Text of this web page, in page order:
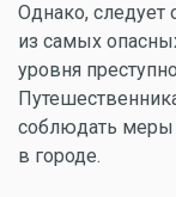
Однако, следует
из самых
уровня
соблюдать меры
в городе.